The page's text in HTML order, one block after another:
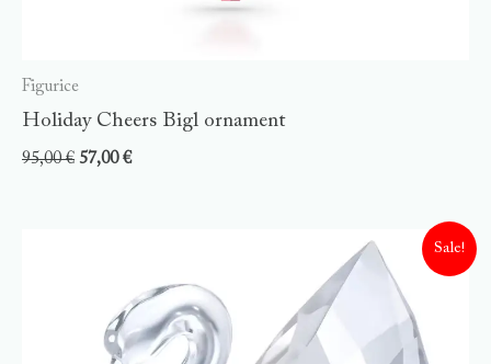
Figurice
Holiday Cheers Bigl ornament
95,00€ 57,00€
Sale!